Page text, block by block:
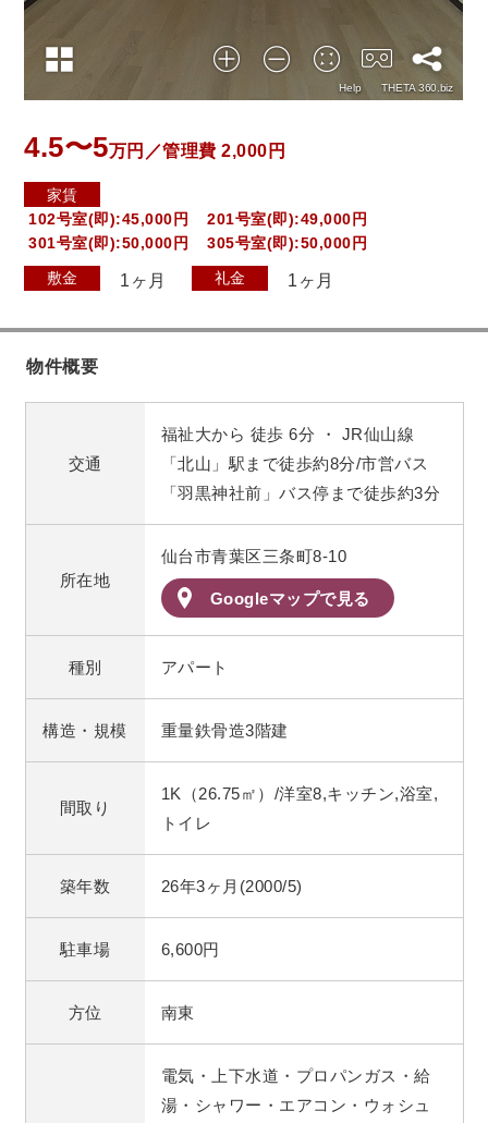
4.5〜5万円／管理費 2,000円
家賃
102号室(即):45,000円
201号室(即):49,000円
301号室(即):50,000円
305号室(即):50,000円
敷金
1ヶ月 礼金 1ヶ月
物件概要
交通
福祉大から 徒歩 6分 ・ JR仙山線
「北山」駅まで徒歩約8分/市営バス
「羽黒神社前」バス停まで徒歩約3分
所在地
仙台市青葉区三条町8-10
Googleマップで見る
種別 アパート
構造・規模 重量鉄骨造3階建
間取り
1K（26.75㎡）/洋室8,キッチン,浴室,
トイレ
築年数 26年3ヶ月(2000/5)
駐車場 6,600円
方位 南東
電気・上下水道・プロパンガス・給
湯・シャワー・エアコン・ウォシュ